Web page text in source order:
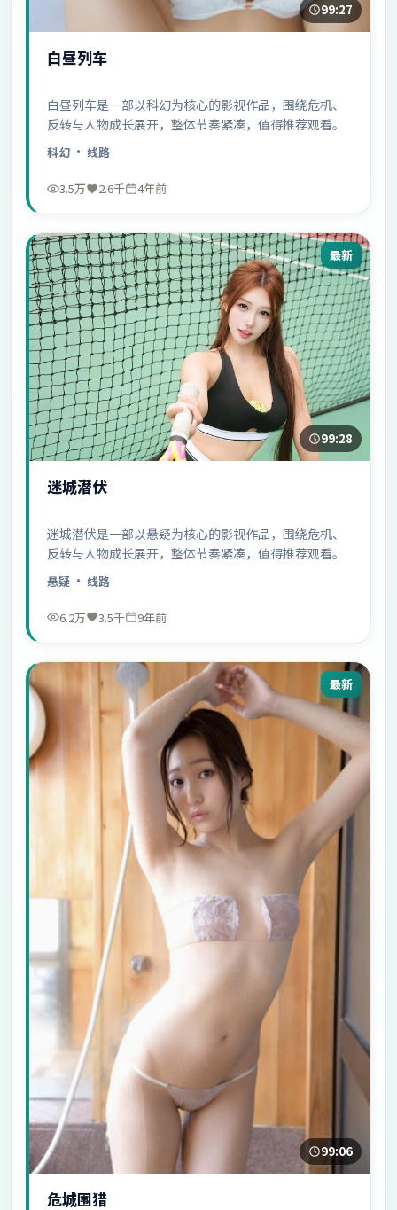
99:27
白昼列车
白昼列车是一部以科幻为核心的影视作品，围绕危机、
反转与人物成长展开，整体节奏紧凑，值得推荐观看。
科幻 · 线路
3.5万 2.6千 4年前
最新
99:28
迷城潜伏
迷城潜伏是一部以悬疑为核心的影视作品，围绕危机、
反转与人物成长展开，整体节奏紧凑，值得推荐观看。
悬疑 · 线路
6.2万 3.5千 9年前
最新
99:06
危城围猎